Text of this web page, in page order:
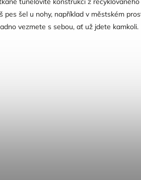
pes šel u nohy, například v městském
vezmete s sebou, ať už jdete kamkoli.